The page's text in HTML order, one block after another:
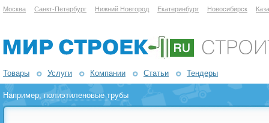
Москва Санкт-Петербург Нижний Новгород Екатеринбург Новосибирск
Товары Услуги Компании Статьи Тендеры
Например,полиэтиленовые трубы